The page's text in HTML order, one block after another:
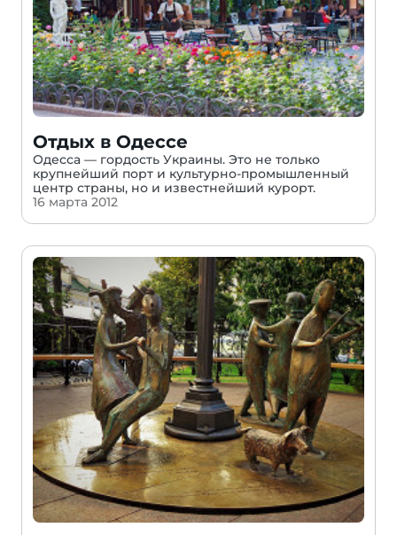
Отдых в Одессе
Одесса — гордость Украины. Это не только
крупнейший порт и культурно-промышленный
центр страны, но и известнейший курорт.
16 марта 2012